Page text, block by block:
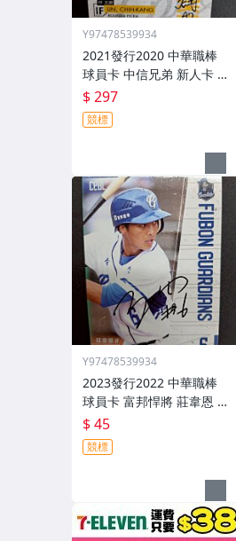
Y97478539934
2021發行2020 中華職棒
球員卡 中信兄弟 新人卡 林
志綱 親筆簽名卡 RC35
$ 297
競標
Y97478539934
2023發行2022 中華職棒
球員卡 富邦悍將 莊韋恩 葉
子霆 親筆簽名卡 291
$ 45
競標